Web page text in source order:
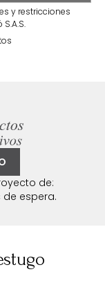
y restricciones
de:
espera.